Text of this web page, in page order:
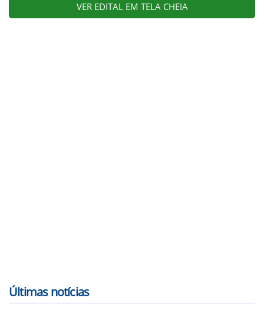
VER EDITAL EM TELA CHEIA
Últimas notícias